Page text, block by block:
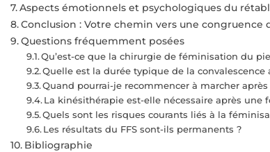
Aspects émotionnels et psychologiques du
Conclusion : Votre chemin vers une congruence
Questions fréquemment posées
Qu’est-ce que la chirurgie de féminisation du
Quelle est la durée typique de la
Quand pourrai-je recommencer à marcher
La kinésithérapie est-elle nécessaire après une
Quels sont les risques courants liés à la
Les résultats du FFS sont-ils permanents ?
Bibliographie